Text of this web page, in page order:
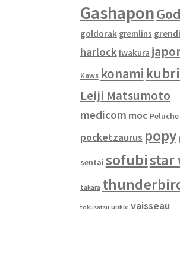
Gashapon
goldorak gremlins
harlock Iwakura
Kaws konami
Leiji Matsumoto
medicom moc Peluche
pocketzaurus popy
sentai sofubistar
takara
tokusatsu unkle vaisseau